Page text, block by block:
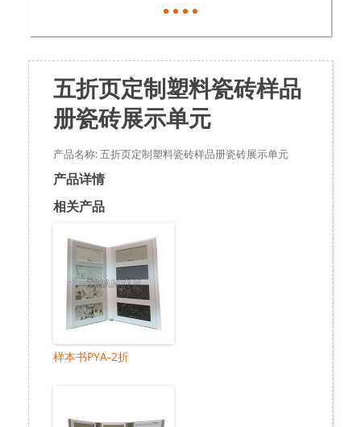
五折页定制塑料瓷砖样品
册瓷砖展示单元
产品名称: 五折页定制塑料瓷砖样品册瓷砖展示单元
产品详情
相关产品
样本书PYA-2折